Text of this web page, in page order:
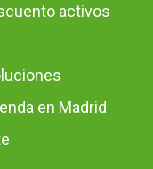
activos
en Madrid